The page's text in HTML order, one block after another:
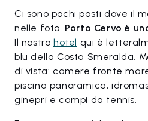
Ci sono pochi posti dove il
nelle foto. Porto Cervo è
Il nostro hotel qui è
blu della Costa Smeralda.
di vista: camere fronte
piscina panoramica,
ginepri e campi da tennis.